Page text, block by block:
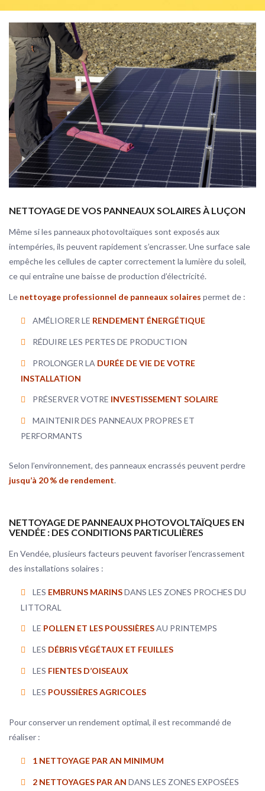
NETTOYAGE DE VOS PANNEAUX SOLAIRES À LUÇON
Même si les panneaux photovoltaïques sont exposés aux
intempéries, ils peuvent rapidement s’encrasser. Une surface sale
empêche les cellules de capter correctement la lumière du soleil,
ce qui entraîne une baisse de production d’électricité.
Le nettoyage professionnel de panneaux solaires permet de :
AMÉLIORER LE RENDEMENT ÉNERGÉTIQUE
RÉDUIRE LES PERTES DE PRODUCTION
PROLONGER LA DURÉE DE VIE DE VOTRE
INSTALLATION
PRÉSERVER VOTRE INVESTISSEMENT SOLAIRE
MAINTENIR DES PANNEAUX PROPRES ET
PERFORMANTS
Selon l’environnement, des panneaux encrassés peuvent perdre
jusqu’à 20 % de rendement.
NETTOYAGE DE PANNEAUX PHOTOVOLTAÏQUES EN
VENDÉE : DES CONDITIONS PARTICULIÈRES
En Vendée, plusieurs facteurs peuvent favoriser l’encrassement
des installations solaires :
LES EMBRUNS MARINSDANS LES ZONES PROCHES DU
LITTORAL
LE POLLEN ET LES POUSSIÈRESAU PRINTEMPS
LES DÉBRIS VÉGÉTAUX ET FEUILLES
LES FIENTES D’OISEAUX
LES POUSSIÈRES AGRICOLES
Pour conserver un rendement optimal, il est recommandé de
réaliser :
1 NETTOYAGE PAR AN MINIMUM
2 NETTOYAGES PAR AN DANS LES ZONES EXPOSÉES